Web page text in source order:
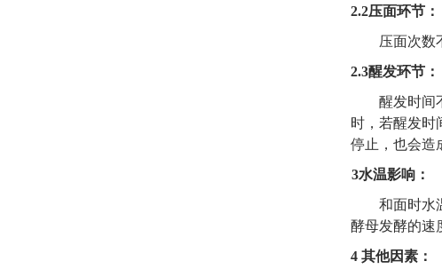
2.2压面环节：
压面次数
2.3醒发环节：
醒发时间
时，若醒发时
停止，也会造
3水温影响：
和面时水
酵母发酵的速
4 其他因素：